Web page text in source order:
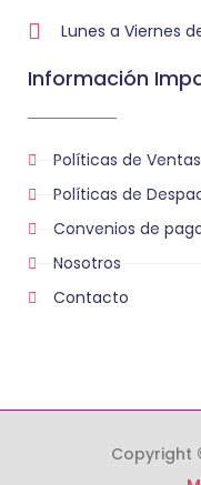
Lunes a Viernes
Información
Políticas de Ventas
Políticas de
Convenios de
Nosotros
Contacto
Copyright